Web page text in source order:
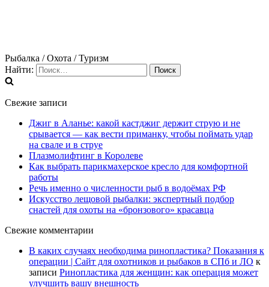
Рыбалка / Охота / Туризм
Найти:
Свежие записи
Джиг в Аланье: какой кастджиг держит струю и не
срывается — как вести приманку, чтобы поймать удар
на свале и в струе
Плазмолифтинг в Королеве
Как выбрать парикмахерское кресло для комфортной
работы
Речь именно о численности рыб в водоёмах РФ
Искусство лещовой рыбалки: экспертный подбор
снастей для охоты на «бронзового» красавца
Свежие комментарии
В каких случаях необходима ринопластика? Показания к
операции | Сайт для охотников и рыбаков в СПб и ЛО к
записи Ринопластика для женщин: как операция может
улучшить вашу внешность